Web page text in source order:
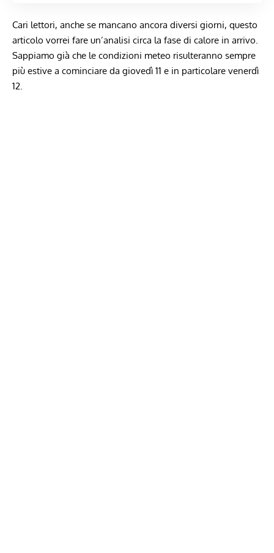
Cari lettori, anche se mancano ancora diversi giorni, questo
articolo vorrei fare un’analisi circa la fase di calore in arrivo.
Sappiamo già che le condizioni meteo risulteranno sempre
più estive a cominciare da giovedì 11 e in particolare venerdì
12.